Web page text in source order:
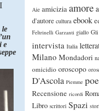
Aie amicizia amore
d'autore cultura ebook
Feltrinelli Garzanti giallo
intervista Italia
Milano Mondadori
omicidio oroscopo
D'Ascola Piemme
Recensione ricordi
Libro scrittori Spazi
le
e